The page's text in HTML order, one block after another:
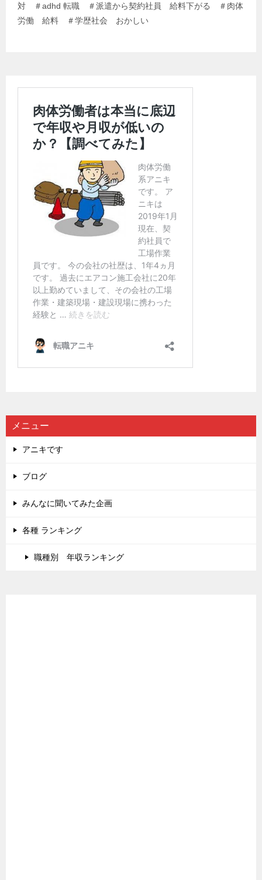
対 ＃adhd 転職 ＃派遣から契約社員 給料下がる ＃肉体
労働 給料 ＃学歴社会 おかしい
メニュー
アニキです
ブログ
みんなに聞いてみた企画
各種 ランキング
職種別 年収ランキング